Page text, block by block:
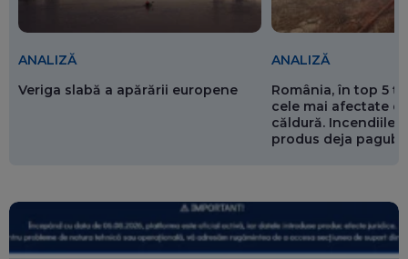
ANALIZĂ
Veriga slabă a apărării europene
ANALIZĂ
România, în top 5
cele mai afectate
căldură. Incendiile
produs deja